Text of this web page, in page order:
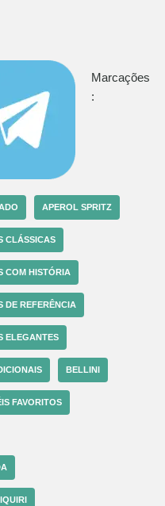
Marcações
:
APEROL SPRITZ
CLÁSSICAS
COM HISTÓRIA
DE REFERÊNCIA
ELEGANTES
BELLINI
FAVORITOS